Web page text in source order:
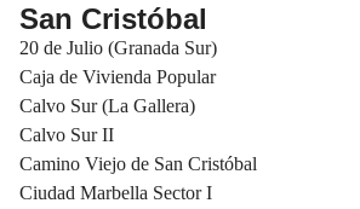
San Cristóbal
20 de Julio (Granada Sur)
Caja de Vivienda Popular
Calvo Sur (La Gallera)
Calvo Sur II
Camino Viejo de San Cristóbal
Ciudad Marbella Sector I